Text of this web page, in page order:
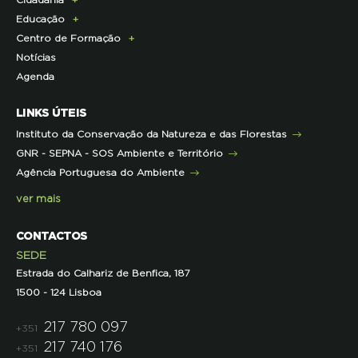
Infraestruturas
Contactos e Localização
Representações
Projetos cofinanciados pela UE
Outros Projetos
Histórico de Projetos
Clipping
Press Kit
Campanhas
ECOs-Locais
Dicas úteis
Iniciativas
Pareceres
Parcerias
Projetos
Semana do Jornalismo de Ambiente 2023
Educação
Área dos Professores
Recursos Pedagógicos
Literacia para a Floresta
Projetos
Centro de Formação
Formação Certificada
Formação Contínua para Professores
Outras Formações
Notícias
Agenda
LINKS ÚTEIS
Instituto da Conservação da Natureza e das Florestas
GNR - SEPNA - SOS Ambiente e Território
Agência Portuguesa do Ambiente
ver mais
CONTACTOS
SEDE
Estrada do Calhariz de Benfica, 187
1500 - 124 Lisboa
+351 217 780 097
+351 217 740 176